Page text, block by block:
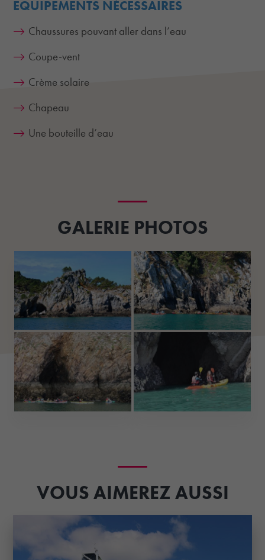
EQUIPEMENTS NÉCESSAIRES
Chaussures pouvant aller dans l’eau
Coupe-vent
Crème solaire
Chapeau
Une bouteille d’eau
GALERIE PHOTOS
VOUS AIMEREZ AUSSI